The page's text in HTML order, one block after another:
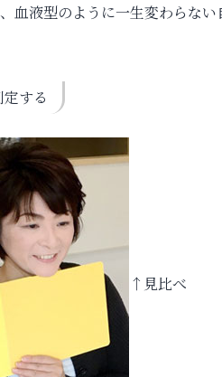
血液型のように一生変わらない
する
↑見比べ